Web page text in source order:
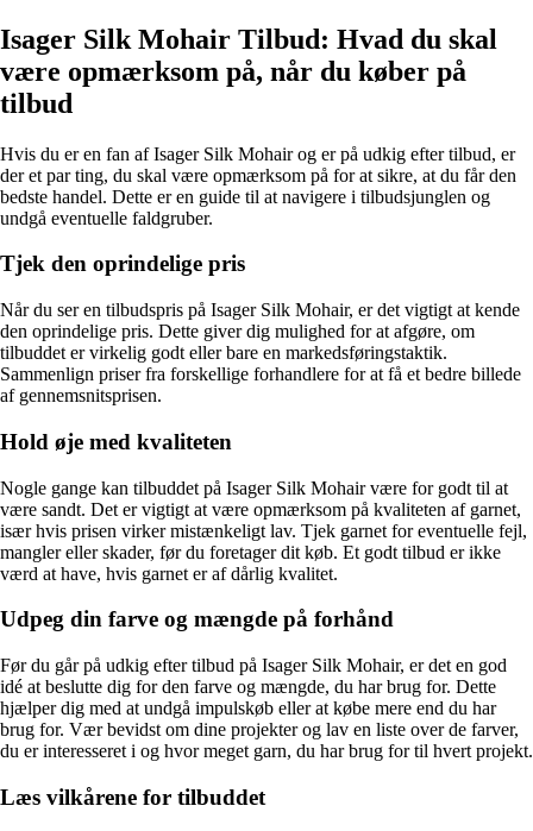
Isager Silk Mohair Tilbud: Hvad du skal
være opmærksom på, når du køber på
tilbud
Hvis du er en fan af Isager Silk Mohair og er på udkig efter tilbud, er
der et par ting, du skal være opmærksom på for at sikre, at du får den
bedste handel. Dette er en guide til at navigere i tilbudsjunglen og
undgå eventuelle faldgruber.
Tjek den oprindelige pris
Når du ser en tilbudspris på Isager Silk Mohair, er det vigtigt at kende
den oprindelige pris. Dette giver dig mulighed for at afgøre, om
tilbuddet er virkelig godt eller bare en markedsføringstaktik.
Sammenlign priser fra forskellige forhandlere for at få et bedre billede
af gennemsnitsprisen.
Hold øje med kvaliteten
Nogle gange kan tilbuddet på Isager Silk Mohair være for godt til at
være sandt. Det er vigtigt at være opmærksom på kvaliteten af garnet,
især hvis prisen virker mistænkeligt lav. Tjek garnet for eventuelle fejl,
mangler eller skader, før du foretager dit køb. Et godt tilbud er ikke
værd at have, hvis garnet er af dårlig kvalitet.
Udpeg din farve og mængde på forhånd
Før du går på udkig efter tilbud på Isager Silk Mohair, er det en god
idé at beslutte dig for den farve og mængde, du har brug for. Dette
hjælper dig med at undgå impulskøb eller at købe mere end du har
brug for. Vær bevidst om dine projekter og lav en liste over de farver,
du er interesseret i og hvor meget garn, du har brug for til hvert projekt.
Læs vilkårene for tilbuddet